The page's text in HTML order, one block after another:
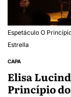
Espetáculo O
Estrella
CAPA
Elisa
Princípio do